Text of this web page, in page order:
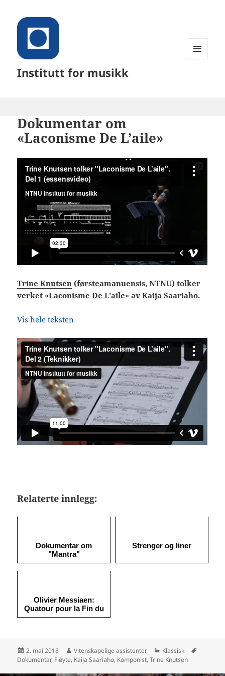
Institutt for musikk
Dokumentar om
«Laconisme De L’aile»
Trine Knutsen (førsteamanuensis, NTNU) tolker
verket «Laconisme De L’aile» av Kaija Saariaho.
Vis hele teksten
Relaterte innlegg:
Dokumentar om
"Mantra"
Strenger og liner
Olivier Messiaen:
Quatour pour la Fin du
Temps
Publisert
2. mai 2018 Forfatter
Vitenskapelige assistenter Kategorier
Klassisk
Dokumentar, Fløyte, Kaija Saariaho, Komponist,Trine Knutsen